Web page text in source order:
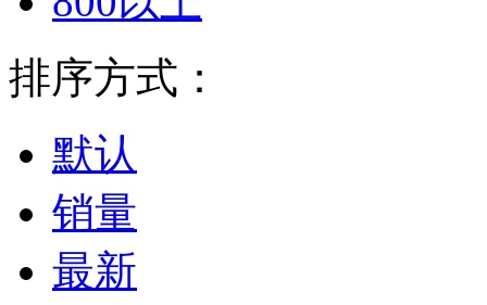
排序方式：
默认
销量
最新